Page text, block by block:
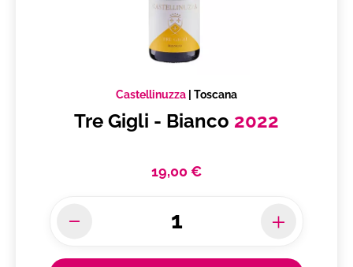
Castellinuzza Toscana
Tre Gigli - Bianco 2022
19,00 €